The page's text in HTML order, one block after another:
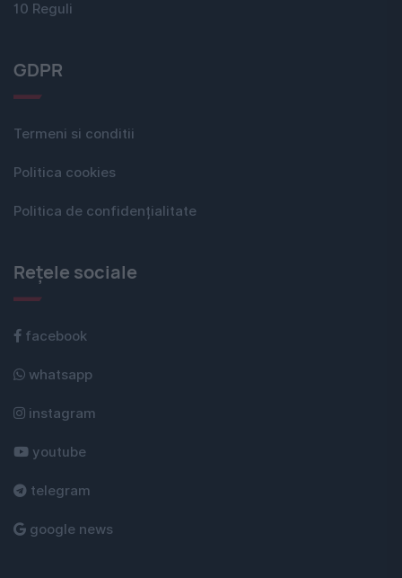
10 Reguli
GDPR
Termeni si conditii
Politica cookies
Politica de confidențialitate
Rețele sociale
facebook
whatsapp
instagram
youtube
telegram
google news